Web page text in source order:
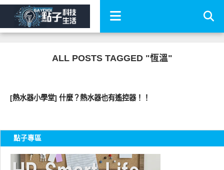
ALL POSTS TAGGED "恆溫"
[熱水器小學堂] 什麼？熱水器也有遙控器！！
點子專區